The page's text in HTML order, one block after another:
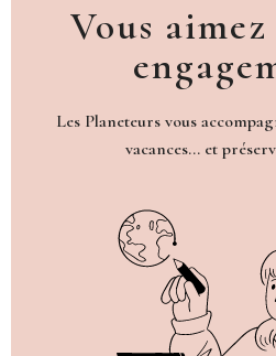
Vous
Les Planeteurs vous
vacances… et